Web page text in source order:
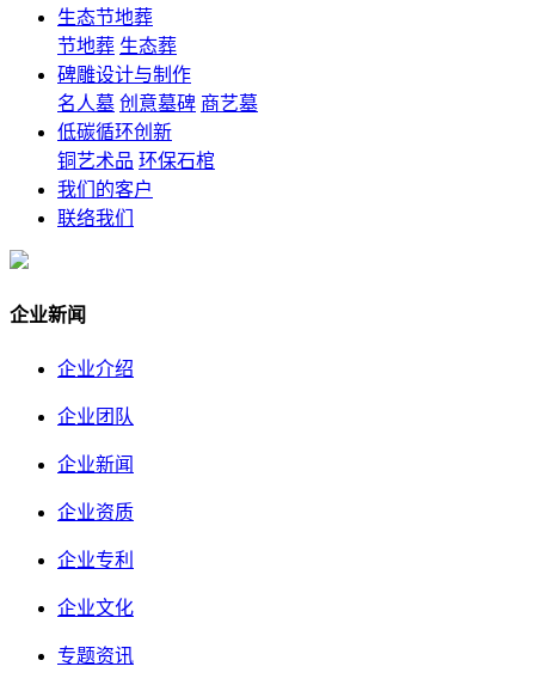
生态节地葬
节地葬 生态葬
碑雕设计与制作
名人墓 创意墓碑 商艺墓
低碳循环创新
铜艺术品 环保石棺
我们的客户
联络我们
企业新闻
企业介绍
企业团队
企业新闻
企业资质
企业专利
企业文化
专题资讯